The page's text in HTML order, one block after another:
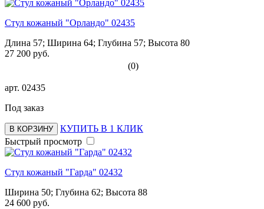
Стул кожаный "Орландо" 02435
Длина 57; Ширина 64; Глубина 57; Высота 80
27 200 руб.
(0)
арт. 02435
Под заказ
В КОРЗИНУ
КУПИТЬ В 1 КЛИК
Быстрый просмотр
Стул кожаный "Гарда" 02432
Ширина 50; Глубина 62; Высота 88
24 600 руб.